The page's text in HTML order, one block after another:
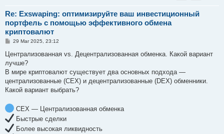
Re: Exswaping: оптимизируйте ваш инвестиционный
портфель с помощью эффективного обмена
криптовалют
P
s
29 Mar 2025, 23:12
Централизованная vs. Децентрализованная обменка. Какой вариант
лучше?
В мире криптовалют существует два основных подхода —
централизованные (CEX) и децентрализованные (DEX) обменники.
Какой вариант выбрать?
CEX — Централизованная обменка
Быстрые сделки
Более высокая ликвидность